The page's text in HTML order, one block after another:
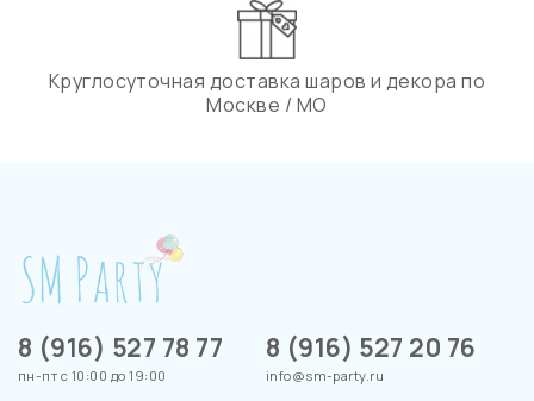
Круглосуточная доставка шаров и декора по
Москве / МО
8 (916) 527 78 77
пн-пт с 10:00 до 19:00
8 (916) 527 20 76
info@sm-party.ru